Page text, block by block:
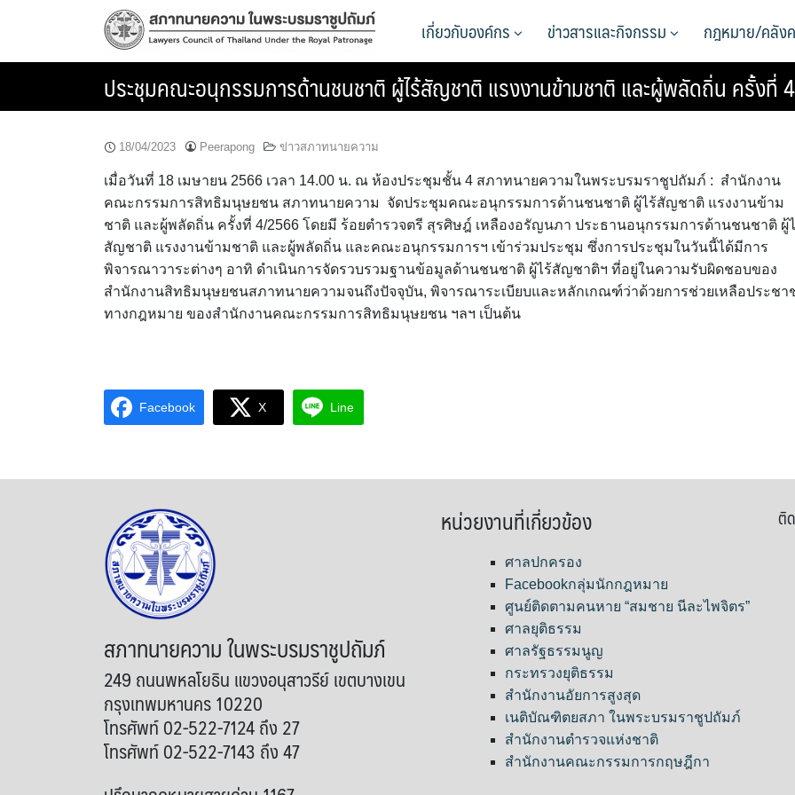
เกี่ยวกับองค์กร ข่าวสารและกิจกรรม กฎหมาย/คลัง
ประชุมคณะอนุกรรมการด้านชนชาติ ผู้ไร้สัญชาติ แรงงานข้ามชาติ และผู้พลัดถิ่น ครั้งที่
18/04/2023 Peerapong ข่าวสภาทนายความ
เมื่อวันที่ 18 เมษายน 2566 เวลา 14.00 น. ณ ห้องประชุมชั้น 4 สภาทนายความในพระบรมราชูปถัมภ์ : สำนักงาน
คณะกรรมการสิทธิมนุษยชน สภาทนายความ จัดประชุมคณะอนุกรรมการด้านชนชาติ ผู้ไร้สัญชาติ แรงงานข้าม
ชาติ และผู้พลัดถิ่น ครั้งที่ 4/2566 โดยมี ร้อยตำรวจตรี สุรศิษฎ์ เหลืองอรัญนภา ประธานอนุกรรมการด้านชนชาติ ผู้
สัญชาติ แรงงานข้ามชาติ และผู้พลัดถิ่น และคณะอนุกรรมการฯ เข้าร่วมประชุม ซึ่งการประชุมในวันนี้ได้มีการ
พิจารณาวาระต่างๆ อาทิ ดำเนินการจัดรวบรวมฐานข้อมูลด้านชนชาติ ผู้ไร้สัญชาติฯ ที่อยู่ในความรับผิดชอบของ
สำนักงานสิทธิมนุษยชนสภาทนายความจนถึงปัจจุบัน, พิจารณาระเบียบและหลักเกณฑ์ว่าด้วยการช่วยเหลือประชา
ทางกฎหมาย ของสำนักงานคณะกรรมการสิทธิมนุษยชน ฯลฯ เป็นต้น
Facebook X Line
สภาทนายความ ในพระบรมราชูปถัมภ์
249 ถนนพหลโยธิน แขวงอนุสาวรีย์ เขตบางเขน
กรุงเทพมหานคร 10220
โทรศัพท์ 02-522-7124 ถึง 27
โทรศัพท์ 02-522-7143 ถึง 47
หน่วยงานที่เกี่ยวข้อง
ศาลปกครอง
Facebookกลุ่มนักกฎหมาย
ศูนย์ติดตามคนหาย “สมชาย นีละไพจิตร”
ศาลยุติธรรม
ศาลรัฐธรรมนูญ
กระทรวงยุติธรรม
สำนักงานอัยการสูงสุด
เนติบัณฑิตยสภา ในพระบรมราชูปถัมภ์
สำนักงานตำรวจแห่งชาติ
สำนักงานคณะกรรมการกฤษฎีกา
ติ